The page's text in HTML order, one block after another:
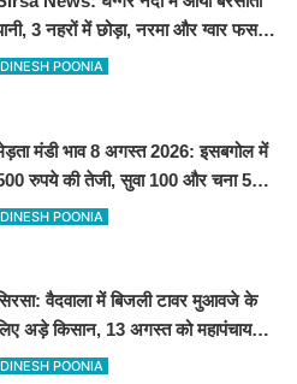
3 नहरों में छोड़ा, नरमा और ग्वार फसल
फायदा
DINESH POONIA
मंडी भाव 8 अगस्त 2026: इसबगोल में
रुपये की तेजी, सुवा 100 और चना 50
मंदे
DINESH POONIA
वैदवाला में बिजली टावर मुआवजे के
अड़े किसान, 13 अगस्त को महापंचायत
ऐलान
DINESH POONIA